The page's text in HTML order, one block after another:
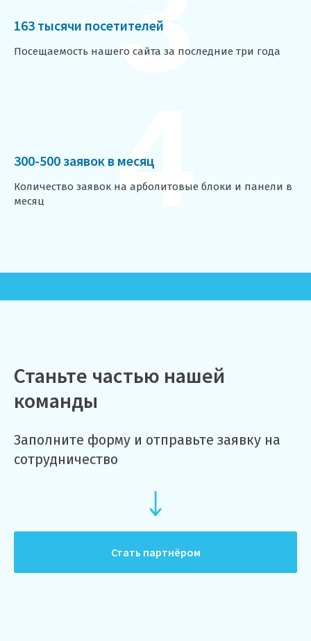
163 тысячи посетителей
Посещаемость нашего сайта за последние три года
300-500 заявок в месяц
Количество заявок на арболитовые блоки и панели в
месяц
4
Станьте частью нашей
команды
Заполните форму и отправьте заявку на
сотрудничество
Стать партнёром